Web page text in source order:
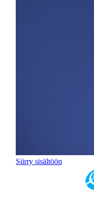
Siirry sisältöön